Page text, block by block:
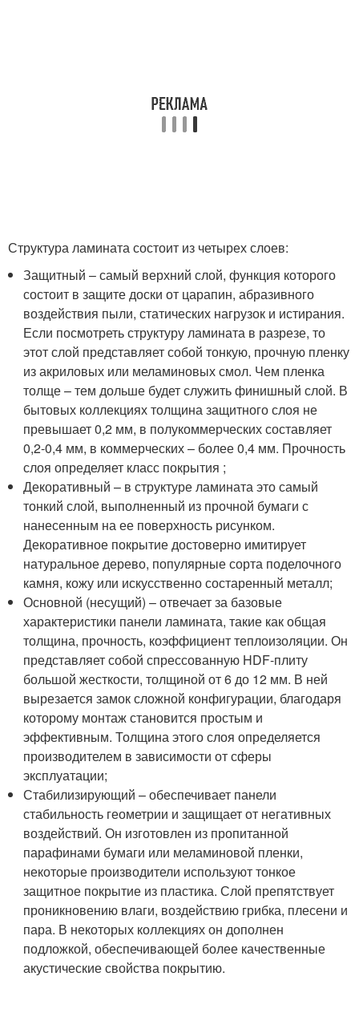
Структура ламината состоит из четырех слоев:
Защитный – самый верхний слой, функция которого
состоит в защите доски от царапин, абразивного
воздействия пыли, статических нагрузок и истирания.
Если посмотреть структуру ламината в разрезе, то
этот слой представляет собой тонкую, прочную пленку
из акриловых или меламиновых смол. Чем пленка
толще – тем дольше будет служить финишный слой. В
бытовых коллекциях толщина защитного слоя не
превышает 0,2 мм, в полукоммерческих составляет
0,2-0,4 мм, в коммерческих – более 0,4 мм. Прочность
слоя определяет класс покрытия ;
Декоративный – в структуре ламината это самый
тонкий слой, выполненный из прочной бумаги с
нанесенным на ее поверхность рисунком.
Декоративное покрытие достоверно имитирует
натуральное дерево, популярные сорта поделочного
камня, кожу или искусственно состаренный металл;
Основной (несущий) – отвечает за базовые
характеристики панели ламината, такие как общая
толщина, прочность, коэффициент теплоизоляции. Он
представляет собой спрессованную HDF-плиту
большой жесткости, толщиной от 6 до 12 мм. В ней
вырезается замок сложной конфигурации, благодаря
которому монтаж становится простым и
эффективным. Толщина этого слоя определяется
производителем в зависимости от сферы
эксплуатации;
Стабилизирующий – обеспечивает панели
стабильность геометрии и защищает от негативных
воздействий. Он изготовлен из пропитанной
парафинами бумаги или меламиновой пленки,
некоторые производители используют тонкое
защитное покрытие из пластика. Слой препятствует
проникновению влаги, воздействию грибка, плесени и
пара. В некоторых коллекциях он дополнен
подложкой, обеспечивающей более качественные
акустические свойства покрытию.